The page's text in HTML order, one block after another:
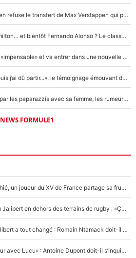
F1 - Une légende de McLaren refuse le transfert de Max Verstappen qui pourrait «faire des vagues» et plomber l'ambiance dans l'équipe
Max Verstappen, Lewis Hamilton… et bientôt Fernando Alonso ? Le classement des pilotes les mieux payés en Formule 1 risque de changer !
F1 - Alpine signe un accord «impensable» et va entrer dans une nouvelle dimension : Grande nouvelle pour Pierre Gasly !
F1 : « Je lui ai fait un câlin, puis j’ai dû partir...», le témoignage émouvant de Max Verstappen sur sa fille
F1 : Charles Leclerc surpris par les paparazzis avec sa femme, les rumeurs étaient vraies !
NEWS FORMULE1
Mis de côté par Fabien Galthié, un joueur du XV de France partage sa frustration : «ils ne me l’ont pas dit tout de suite»
La raison d'être de Matthieu Jalibert en dehors des terrains de rugby : «Ça m'atteint autant que si tu touches à un membre de ma famille»
XV de France - Matthieu Jalibert a tout changé : Romain Ntamack doit-il s’inquiéter pour sa place à un an de la Coupe du monde ?
«Le XV de France est meilleur avec Lucu» : Antoine Dupont doit-il s’inquiéter pour sa place ?